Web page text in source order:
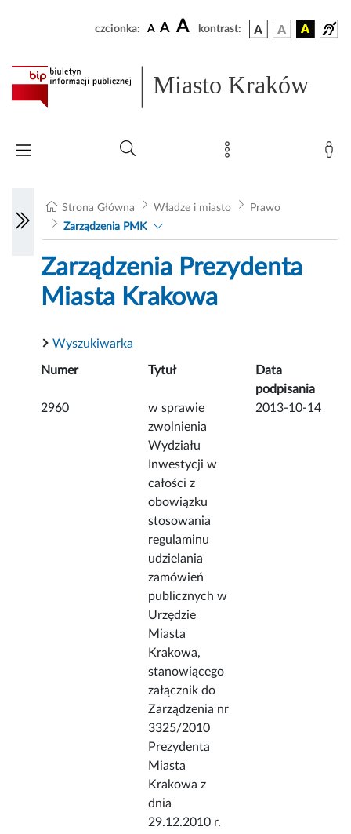
czcionka: A A A kontrast:
Miasto Kraków
Strona Główna Władze i miasto
Prawo
Zarządzenia PMK
Zarządzenia Prezydenta
Miasta Krakowa
Wyszukiwarka
Numer Tytuł
Data
podpisania
2960
w sprawie
zwolnienia
Wydziału
Inwestycji w
całości z
obowiązku
stosowania
regulaminu
udzielania
zamówień
publicznych w
Urzędzie
Miasta
Krakowa,
stanowiącego
załącznik do
Zarządzenia nr
3325/2010
Prezydenta
Miasta
Krakowa z
dnia
29.12.2010 r.
2013-10-14